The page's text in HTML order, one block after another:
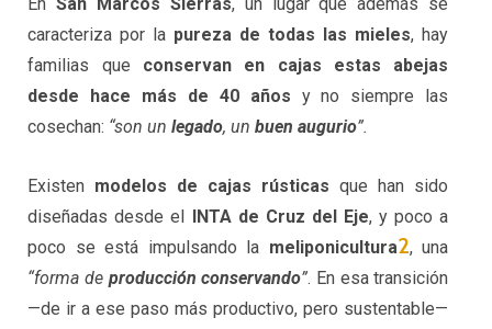
caracteriza por la pureza de todas las mieles, hay
familias que conservan en cajas estas abejas
desde hace más de 40 años y no siempre las
cosechan: “son unlegado, unbuen augurio”.
Existen modelos de cajas rústicas que han sido
diseñadas desde el INTA de Cruz del Eje, y poco a
poco se está impulsando la meliponicultura2, una
“forma de producción conservando”. En esa transición
—de ir a ese paso más productivo, pero sustentable—